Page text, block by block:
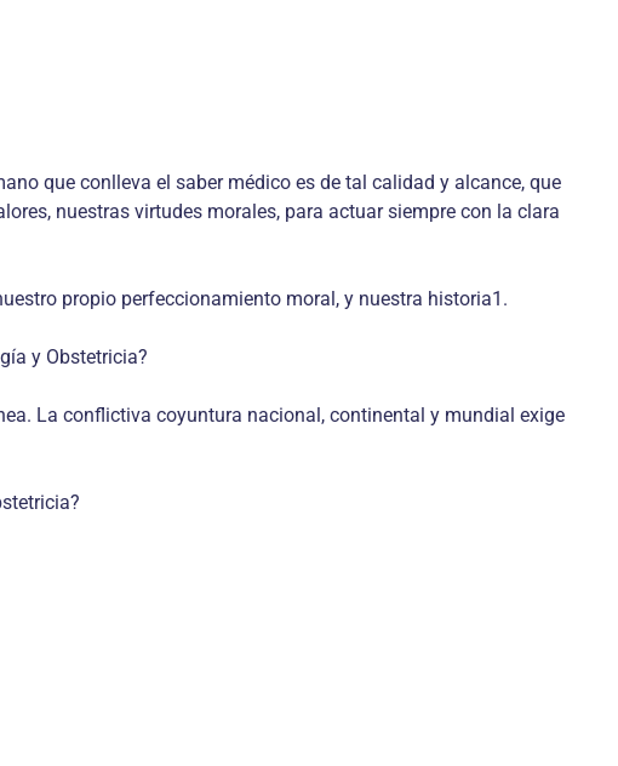
que conlleva el saber médico es de tal calidad y alcance, que
nuestras virtudes morales, para actuar siempre con la clara
propio perfeccionamiento moral, y nuestra historia1.
y Obstetricia?
La conflictiva coyuntura nacional, continental y mundial exige